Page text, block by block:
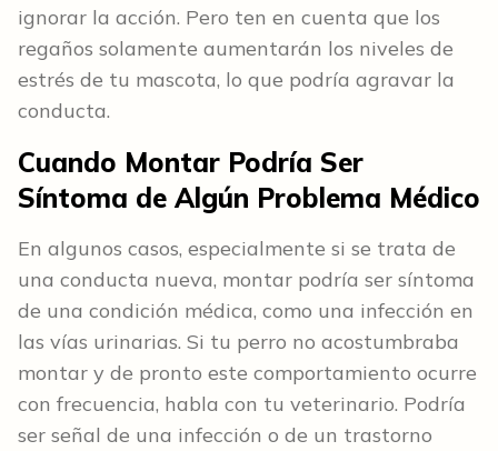
ignorar la acción. Pero ten en cuenta que los
regaños solamente aumentarán los niveles de
estrés de tu mascota, lo que podría agravar la
conducta.
Cuando Montar Podría Ser
Síntoma de Algún Problema Médico
En algunos casos, especialmente si se trata de
una conducta nueva, montar podría ser síntoma
de una condición médica, como una infección en
las vías urinarias. Si tu perro no acostumbraba
montar y de pronto este comportamiento ocurre
con frecuencia, habla con tu veterinario. Podría
ser señal de una infección o de un trastorno